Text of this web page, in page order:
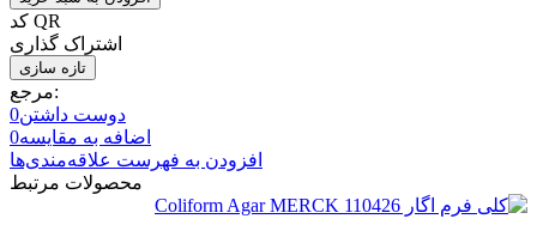
کد QR
اشتراک گذاری
مرجع:
دوست داشتن0
اضافه به مقایسه0
افزودن به فهرست علاقه‌مندی‌ها
محصولات مرتبط